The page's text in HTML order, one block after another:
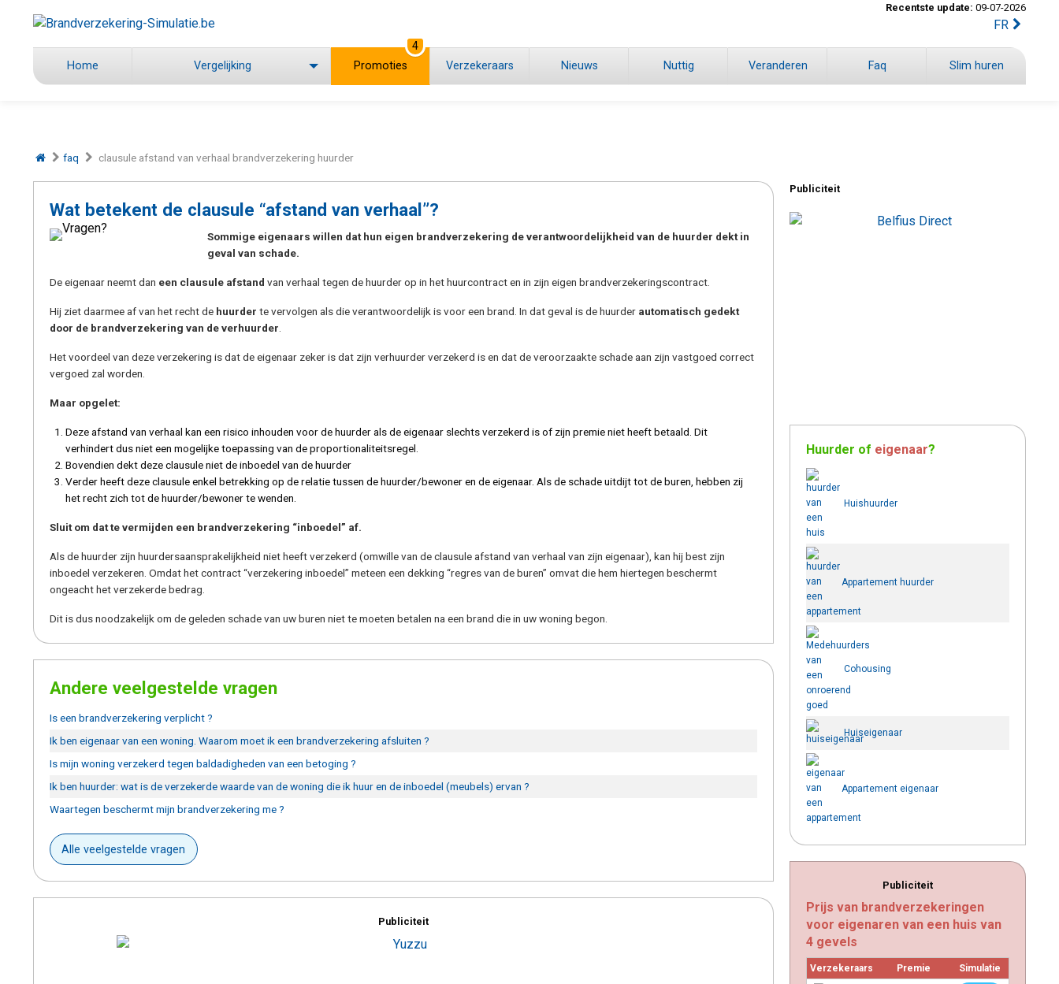
Recentste update: 09-07-2026
FR
Home Vergelijking Promoties
4
Verzekeraars
Nieuws Nuttig Veranderen Faq Slim huren
faq clausule afstand van verhaal brandverzekering huurder
Wat betekent de clausule “afstand van verhaal”?
Sommige eigenaars willen dat hun eigen brandverzekering de verantwoordelijkheid van de huurder dekt in
geval van schade.
De eigenaar neemt dan een clausule afstand van verhaal tegen de huurder op in het huurcontract en in zijn eigen brandverzekeringscontract.
Hij ziet daarmee af van het recht de huurder te vervolgen als die verantwoordelijk is voor een brand. In dat geval is de huurder automatisch gedekt
door de brandverzekering van de verhuurder
Het voordeel van deze verzekering is dat de eigenaar zeker is dat zijn verhuurder verzekerd is en dat de veroorzaakte schade aan zijn vastgoed correct
vergoed zal worden.
Maar opgelet:
Deze afstand van verhaal kan een risico inhouden voor de huurder als de eigenaar slechts verzekerd is of zijn premie niet heeft betaald. Dit
verhindert dus niet een mogelijke toepassing van de proportionaliteitsregel.
Bovendien dekt deze clausule niet de inboedel van de huurder
Verder heeft deze clausule enkel betrekking op de relatie tussen de huurder/bewoner en de eigenaar. Als de schade uitdijt tot de buren, hebben zij
het recht zich tot de huurder/bewoner te wenden.
Sluit om dat te vermijden een brandverzekering “inboedel” af.
Als de huurder zijn huurdersaansprakelijkheid niet heeft verzekerd (omwille van de clausule afstand van verhaal van zijn eigenaar), kan hij best zijn
inboedel verzekeren. Omdat het contract “verzekering inboedel” meteen een dekking “regres van de buren” omvat die hem hiertegen beschermt
ongeacht het verzekerde bedrag.
Dit is dus noodzakelijk om de geleden schade van uw buren niet te moeten betalen na een brand die in uw woning begon.
Andere veelgestelde vragen
Is een brandverzekering verplicht ?
Ik ben eigenaar van een woning. Waarom moet ik een brandverzekering afsluiten ?
Is mijn woning verzekerd tegen baldadigheden van een betoging ?
Ik ben huurder: wat is de verzekerde waarde van de woning die ik huur en de inboedel (meubels) ervan ?
Waartegen beschermt mijn brandverzekering me ?
Alle veelgestelde vragen
Publiciteit
Publiciteit
Huurder of eigenaar?
Huishuurder
Appartement huurder
Cohousing
Huiseigenaar
Appartement eigenaar
Publiciteit
Prijs van brandverzekeringen
voor eigenaren van een huis van
4 gevels
Verzekeraars Premie
Simulatie